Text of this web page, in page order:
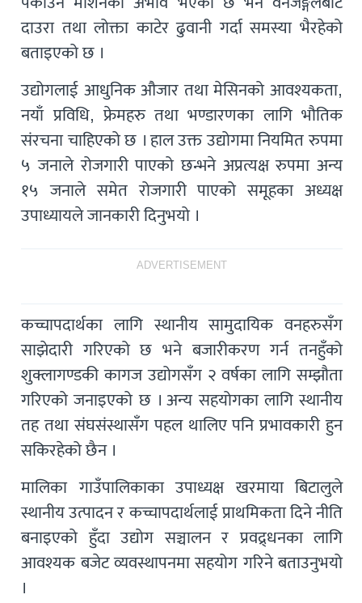
दाउरा तथा लोक्ता काटेर ढुवानी गर्दा समस्या भैरहेको
बताइएको छ ।
उद्योगलाई आधुनिक औजार तथा मेसिनको आवश्यकता,
नयाँ प्रविधि, फ्रेमहरु तथा भण्डारणका लागि भौतिक
संरचना चाहिएको छ । हाल उक्त उद्योगमा नियमित रुपमा
५ जनाले रोजगारी पाएको छन्भने अप्रत्यक्ष रुपमा अन्य
१५ जनाले समेत रोजगारी पाएको समूहका अध्यक्ष
उपाध्यायले जानकारी दिनुभयो ।
ADVERTISEMENT
कच्चापदार्थका लागि स्थानीय सामुदायिक वनहरुसँग
साझेदारी गरिएको छ भने बजारीकरण गर्न तनहुँको
शुक्लागण्डकी कागज उद्योगसँग २ वर्षका लागि सम्झौता
गरिएको जनाइएको छ । अन्य सहयोगका लागि स्थानीय
तह तथा संघसंस्थासँग पहल थालिए पनि प्रभावकारी हुन
सकिरहेको छैन ।
मालिका गाउँपालिकाका उपाध्यक्ष खरमाया बिटालुले
स्थानीय उत्पादन र कच्चापदार्थलाई प्राथमिकता दिने नीति
बनाइएको हुँदा उद्योग सञ्चालन र प्रवद्र्धनका लागि
आवश्यक बजेट व्यवस्थापनमा सहयोग गरिने बताउनुभयो
।